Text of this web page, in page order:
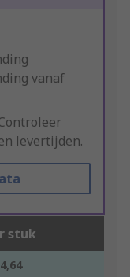
vanaf
levertijden.
stuk